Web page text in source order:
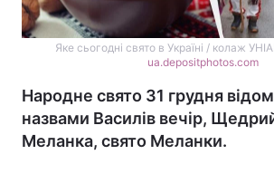
Яке сьогодні свято в Україні / колаж
ua.depositphotos.com
Народне свято 31 грудня
назвами Василів вечір,
Меланка, свято Меланки.